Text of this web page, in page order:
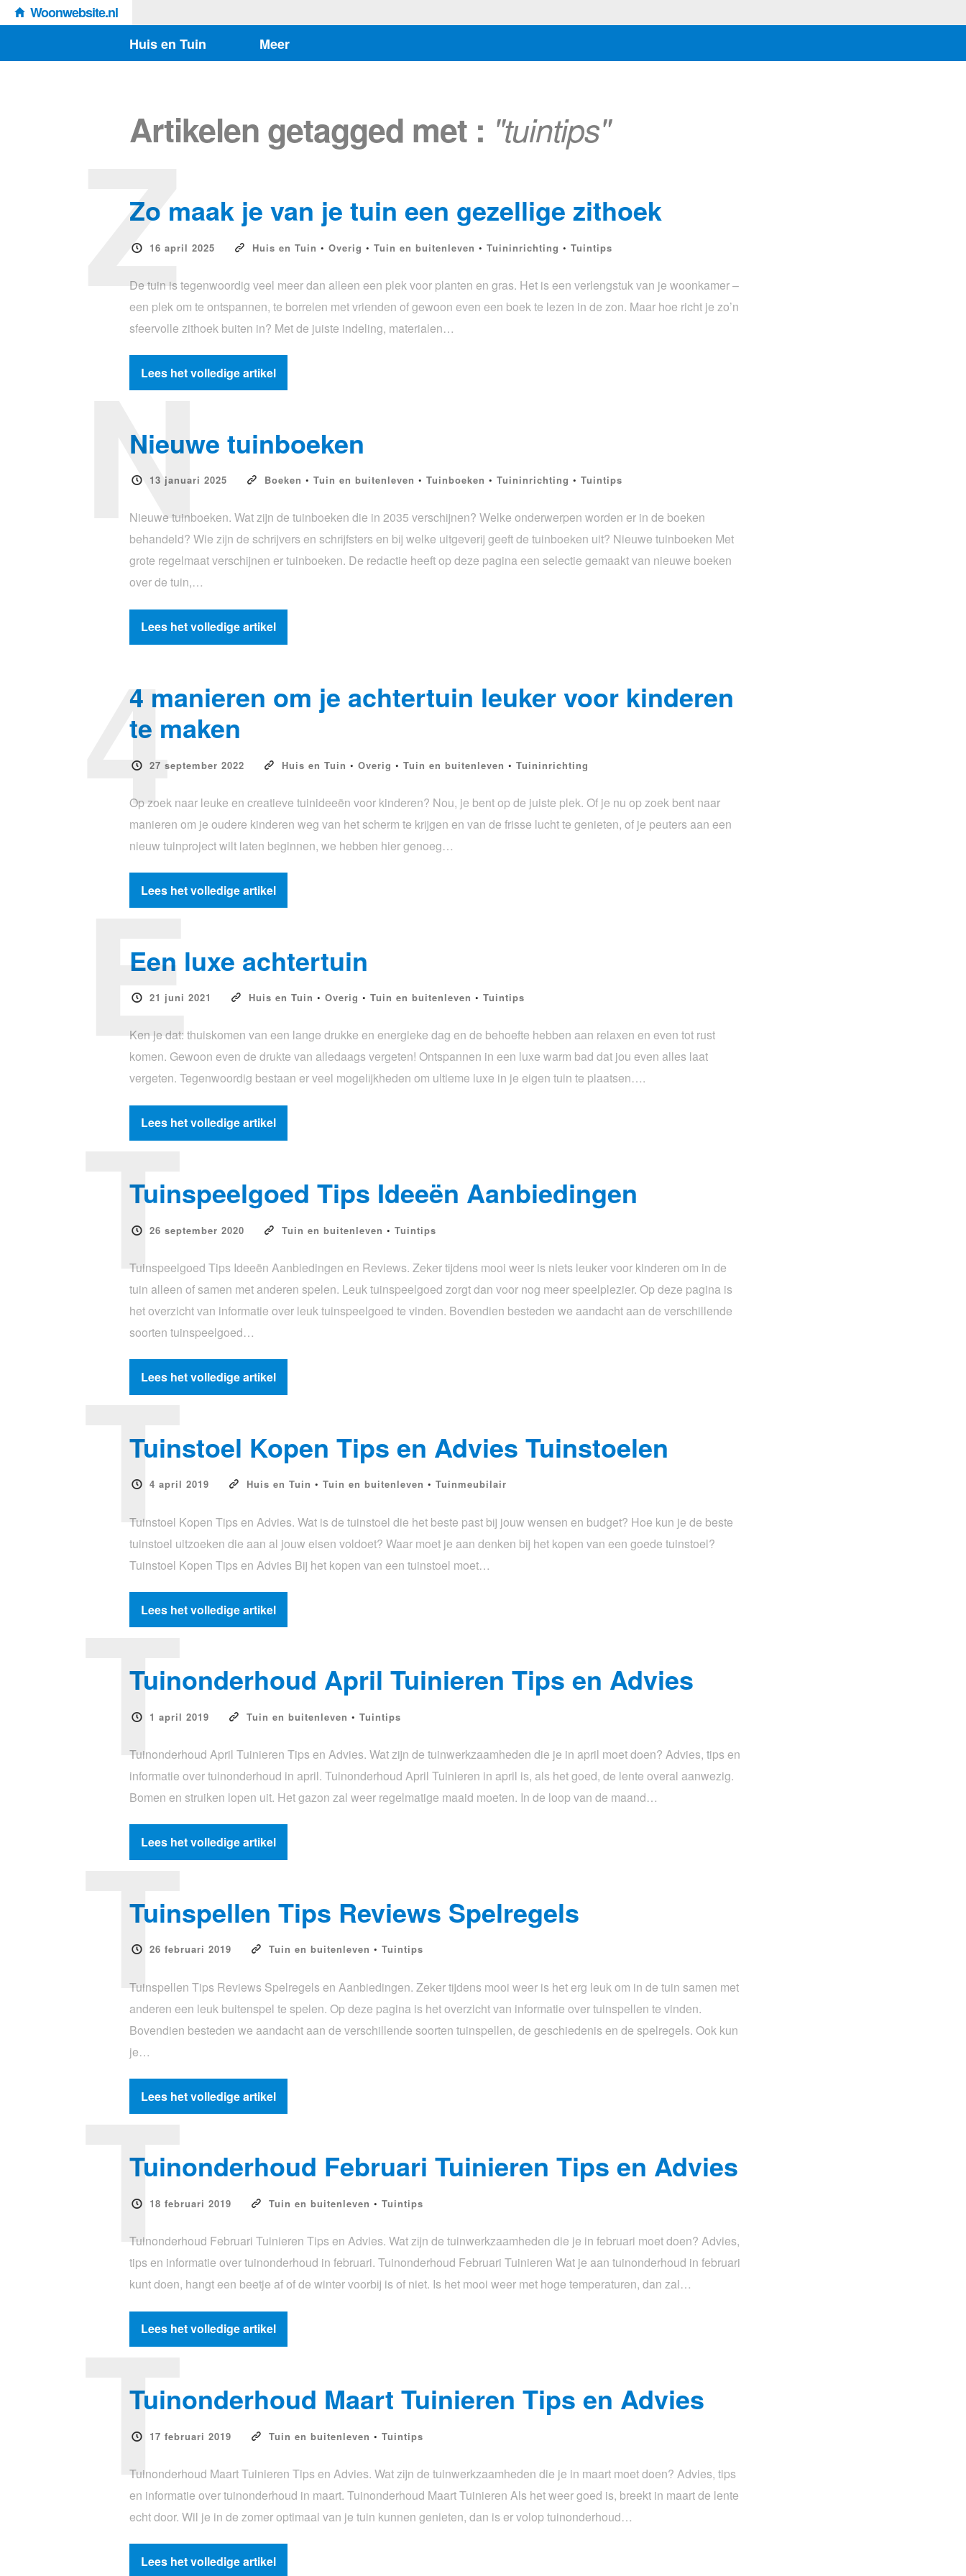
Woonwebsite.nl
Huis en Tuin
Meer
Artikelen getagged met : "tuintips"
Zo maak je van je tuin een gezellige zithoek
16 april 2025 Huis en Tuin • Overig • Tuin en buitenleven • Tuininrichting • Tuintips
Z
De tuin is tegenwoordig veel meer dan alleen een plek voor planten en gras. Het is een verlengstuk van je woonkamer –
een plek om te ontspannen, te borrelen met vrienden of gewoon even een boek te lezen in de zon. Maar hoe richt je zo’n
sfeervolle zithoek buiten in? Met de juiste indeling, materialen…
Lees het volledige artikel
Nieuwe tuinboeken
13 januari 2025 Boeken • Tuin en buitenleven • Tuinboeken • Tuininrichting • Tuintips
N
Nieuwe tuinboeken. Wat zijn de tuinboeken die in 2035 verschijnen? Welke onderwerpen worden er in de boeken
behandeld? Wie zijn de schrijvers en schrijfsters en bij welke uitgeverij geeft de tuinboeken uit? Nieuwe tuinboeken Met
grote regelmaat verschijnen er tuinboeken. De redactie heeft op deze pagina een selectie gemaakt van nieuwe boeken
over de tuin,…
Lees het volledige artikel
4 manieren om je achtertuin leuker voor kinderen
te maken
27 september 2022 Huis en Tuin • Overig • Tuin en buitenleven • Tuininrichting
4
Op zoek naar leuke en creatieve tuinideeën voor kinderen? Nou, je bent op de juiste plek. Of je nu op zoek bent naar
manieren om je oudere kinderen weg van het scherm te krijgen en van de frisse lucht te genieten, of je peuters aan een
nieuw tuinproject wilt laten beginnen, we hebben hier genoeg…
Lees het volledige artikel
Een luxe achtertuin
21 juni 2021 Huis en Tuin • Overig • Tuin en buitenleven • Tuintips
E
Ken je dat: thuiskomen van een lange drukke en energieke dag en de behoefte hebben aan relaxen en even tot rust
komen. Gewoon even de drukte van alledaags vergeten! Ontspannen in een luxe warm bad dat jou even alles laat
vergeten. Tegenwoordig bestaan er veel mogelijkheden om ultieme luxe in je eigen tuin te plaatsen….
Lees het volledige artikel
Tuinspeelgoed Tips Ideeën Aanbiedingen
26 september 2020 Tuin en buitenleven • Tuintips
T
Tuinspeelgoed Tips Ideeën Aanbiedingen en Reviews. Zeker tijdens mooi weer is niets leuker voor kinderen om in de
tuin alleen of samen met anderen spelen. Leuk tuinspeelgoed zorgt dan voor nog meer speelplezier. Op deze pagina is
het overzicht van informatie over leuk tuinspeelgoed te vinden. Bovendien besteden we aandacht aan de verschillende
soorten tuinspeelgoed…
Lees het volledige artikel
Tuinstoel Kopen Tips en Advies Tuinstoelen
4 april 2019 Huis en Tuin • Tuin en buitenleven • Tuinmeubilair
T
Tuinstoel Kopen Tips en Advies. Wat is de tuinstoel die het beste past bij jouw wensen en budget? Hoe kun je de beste
tuinstoel uitzoeken die aan al jouw eisen voldoet? Waar moet je aan denken bij het kopen van een goede tuinstoel?
Tuinstoel Kopen Tips en Advies Bij het kopen van een tuinstoel moet…
Lees het volledige artikel
Tuinonderhoud April Tuinieren Tips en Advies
1 april 2019 Tuin en buitenleven • Tuintips
T
Tuinonderhoud April Tuinieren Tips en Advies. Wat zijn de tuinwerkzaamheden die je in april moet doen? Advies, tips en
informatie over tuinonderhoud in april. Tuinonderhoud April Tuinieren in april is, als het goed, de lente overal aanwezig.
Bomen en struiken lopen uit. Het gazon zal weer regelmatige maaid moeten. In de loop van de maand…
Lees het volledige artikel
Tuinspellen Tips Reviews Spelregels
26 februari 2019 Tuin en buitenleven • Tuintips
T
Tuinspellen Tips Reviews Spelregels en Aanbiedingen. Zeker tijdens mooi weer is het erg leuk om in de tuin samen met
anderen een leuk buitenspel te spelen. Op deze pagina is het overzicht van informatie over tuinspellen te vinden.
Bovendien besteden we aandacht aan de verschillende soorten tuinspellen, de geschiedenis en de spelregels. Ook kun
je…
Lees het volledige artikel
Tuinonderhoud Februari Tuinieren Tips en Advies
18 februari 2019 Tuin en buitenleven • Tuintips
T
Tuinonderhoud Februari Tuinieren Tips en Advies. Wat zijn de tuinwerkzaamheden die je in februari moet doen? Advies,
tips en informatie over tuinonderhoud in februari. Tuinonderhoud Februari Tuinieren Wat je aan tuinonderhoud in februari
kunt doen, hangt een beetje af of de winter voorbij is of niet. Is het mooi weer met hoge temperaturen, dan zal…
Lees het volledige artikel
Tuinonderhoud Maart Tuinieren Tips en Advies
17 februari 2019 Tuin en buitenleven • Tuintips
T
Tuinonderhoud Maart Tuinieren Tips en Advies. Wat zijn de tuinwerkzaamheden die je in maart moet doen? Advies, tips
en informatie over tuinonderhoud in maart. Tuinonderhoud Maart Tuinieren Als het weer goed is, breekt in maart de lente
echt door. Wil je in de zomer optimaal van je tuin kunnen genieten, dan is er volop tuinonderhoud…
Lees het volledige artikel